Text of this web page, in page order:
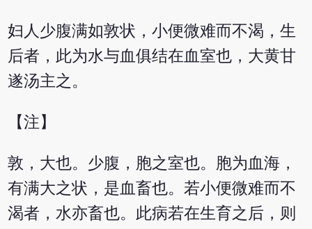
妇人少腹满如敦状，小便微难而不渴，生
后者，此为水与血俱结在血室也，大黄甘
遂汤主之。
【注】
敦，大也。少腹，胞之室也。胞为血海，
有满大之状，是血畜也。若小便微难而不
渴者，水亦畜也。此病若在生育之后，则